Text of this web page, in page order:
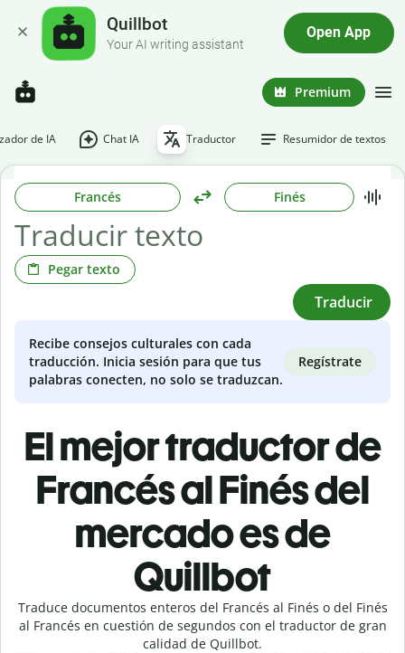
Quillbot
Your AI writing assistant
Open App
Premium
de IA Chat IA Traductor Resumidor de textos
Francés Finés
Pegar texto
Traducir
Recibe consejos culturales con cada
traducción. Inicia sesión para que tus
palabras conecten, no solo se traduzcan.
Regístrate
El mejor traductor de
Francés al Finés del
mercado es de
Quillbot
Traduce documentos enteros del Francés al Finés o del Finés
al Francés en cuestión de segundos con el traductor de gran
calidad de Quillbot.